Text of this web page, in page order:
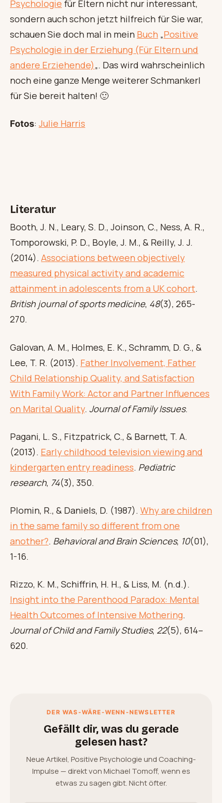
Psychologie für Eltern nicht nur interessant,
sondern auch schon jetzt hilfreich für Sie war,
schauen Sie doch mal in mein Buch „Positive
Psychologie in der Erziehung (Für Eltern und
andere Erziehende)„. Das wird wahrscheinlich
noch eine ganze Menge weiterer Schmankerl
für Sie bereit halten! 🙂
Fotos: Julie Harris
Literatur
Booth, J. N., Leary, S. D., Joinson, C., Ness, A. R.,
Tomporowski, P. D., Boyle, J. M., & Reilly, J. J.
(2014). Associations between objectively
measured physical activity and academic
attainment in adolescents from a UK cohort.
British journal of sports medicine, 48(3), 265-
270.
Galovan, A. M., Holmes, E. K., Schramm, D. G., &
Lee, T. R. (2013). Father Involvement, Father
Child Relationship Quality, and Satisfaction
With Family Work: Actor and Partner Influences
on Marital Quality. Journal of Family Issues.
Pagani, L. S., Fitzpatrick, C., & Barnett, T. A.
(2013). Early childhood television viewing and
kindergarten entry readiness. Pediatric
research, 74(3), 350.
Plomin, R., & Daniels, D. (1987). Why are children
in the same family so different from one
another?. Behavioral and Brain Sciences, 10(01),
1-16.
Rizzo, K. M., Schiffrin, H. H., & Liss, M. (n.d.).
Insight into the Parenthood Paradox: Mental
Health Outcomes of Intensive Mothering.
Journal of Child and Family Studies, 22(5), 614–
620.
DER WAS-WÄRE-WENN-NEWSLETTER
Gefällt dir, was du gerade
gelesen hast?
Neue Artikel, Positive Psychologie und Coaching-
Impulse — direkt von Michael Tomoff, wenn es
etwas zu sagen gibt. Nicht öfter.